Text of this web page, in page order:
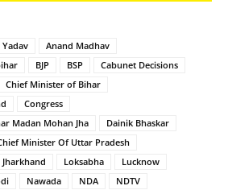
Anand Madhav
BJP BSP
Cabunet Decisions
Chief Minister of Bihar
Congress
Madan Mohan Jha
Dainik Bhaskar
Minister Of Uttar Pradesh
Jharkhand Loksabha
Lucknow
Nawada NDA
NDTV